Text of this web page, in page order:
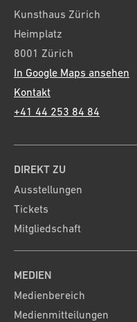
Kunsthaus Zürich
Heimplatz
8001 Zürich
In Google Maps ansehen
Kontakt
+41 44 253 84 84
DIREKT ZU
Ausstellungen
Tickets
Mitgliedschaft
MEDIEN
Medienbereich
Medienmitteilungen